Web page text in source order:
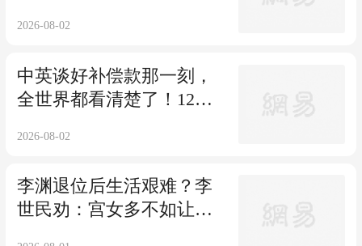
2026-08-02
中英谈好补偿款那一刻，
全世界都看清楚了！12亿
2026-08-02
李渊退位后生活艰难？李
世民劝：宫女多不如让她